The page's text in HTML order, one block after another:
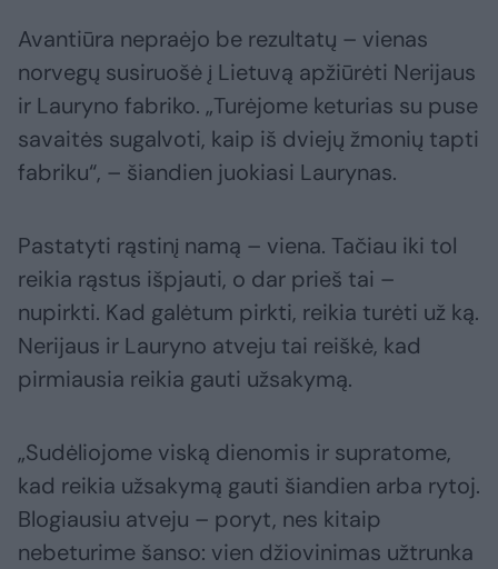
Avantiūra nepraėjo be rezultatų – vienas
norvegų susiruošė į Lietuvą apžiūrėti Nerijaus
ir Lauryno fabriko. „Turėjome keturias su puse
savaitės sugalvoti, kaip iš dviejų žmonių tapti
fabriku“, – šiandien juokiasi Laurynas.
Pastatyti rąstinį namą – viena. Tačiau iki tol
reikia rąstus išpjauti, o dar prieš tai –
nupirkti. Kad galėtum pirkti, reikia turėti už ką.
Nerijaus ir Lauryno atveju tai reiškė, kad
pirmiausia reikia gauti užsakymą.
„Sudėliojome viską dienomis ir supratome,
kad reikia užsakymą gauti šiandien arba rytoj.
Blogiausiu atveju – poryt, nes kitaip
nebeturime šanso: vien džiovinimas užtrunka